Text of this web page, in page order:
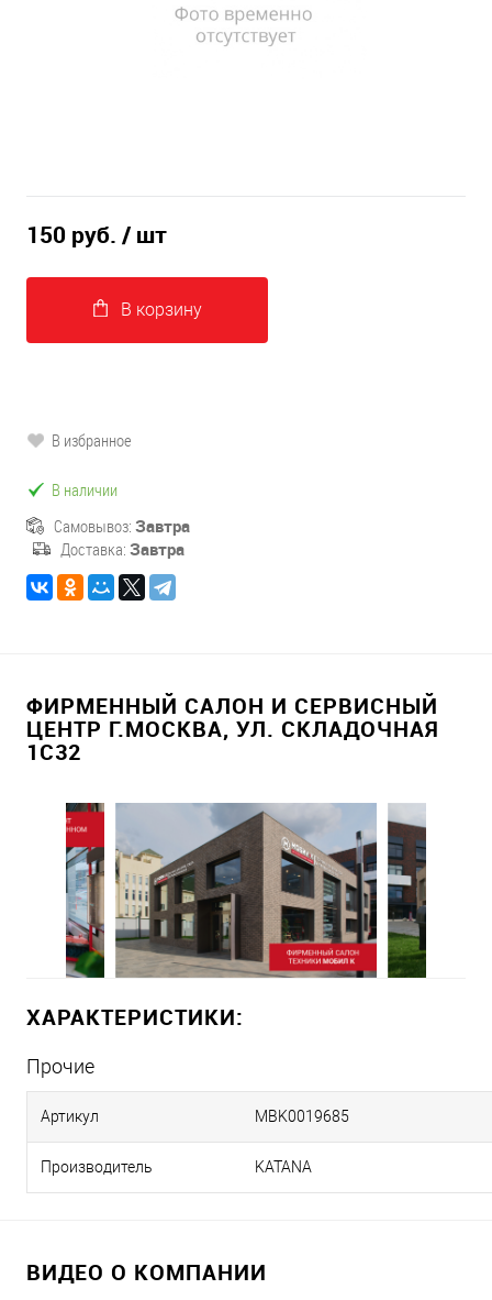
150 руб. / шт
В корзину
В избранное
В наличии
Самовывоз: Завтра
Доставка: Завтра
ФИРМЕННЫЙ САЛОН И СЕРВИСНЫЙ
ЦЕНТР Г.МОСКВА, УЛ. СКЛАДОЧНАЯ
1С32
ХАРАКТЕРИСТИКИ:
Прочие
Артикул MBK0019685
Производитель KATANA
ВИДЕО О КОМПАНИИ